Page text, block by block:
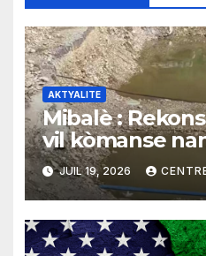
AKTYALITE
Mibalè :
vil kòmanse
rekonstriksyon
yo
JUIL 19, 2026